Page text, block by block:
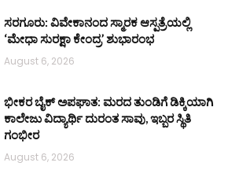
ಸರಗೂರು: ವಿವೇಕಾನಂದ ಸ್ಮಾರಕ ಆಸ್ಪತ್ರೆಯಲ್ಲಿ
‘ಮೇಧಾ ಸುರಕ್ಷಾ ಕೇಂದ್ರ’ ಶುಭಾರಂಭ
August 6, 2026
ಭೀಕರ ಬೈಕ್ ಅಪಘಾತ: ಮರದ ತುಂಡಿಗೆ ಡಿಕ್ಕಿಯಾಗಿ
ಕಾಲೇಜು ವಿದ್ಯಾರ್ಥಿ ದುರಂತ ಸಾವು, ಇಬ್ಬರ ಸ್ಥಿತಿ
ಗಂಭೀರ
August 6, 2026